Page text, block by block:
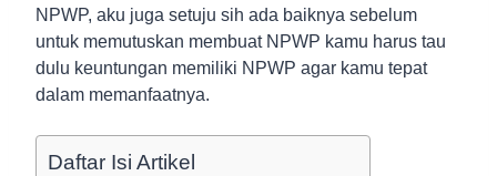
NPWP, aku juga setuju sih ada baiknya sebelum
untuk memutuskan membuat NPWP kamu harus tau
dulu keuntungan memiliki NPWP agar kamu tepat
dalam memanfaatnya.
Daftar Isi Artikel